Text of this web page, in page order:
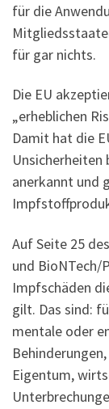
für die
für gar nichts.
Die EU
„erheblichen
Damit hat die
anerkannt und
Auf Seite 25
und
Impfschäden
gilt. Das sind:
mentale oder
Eigentum,